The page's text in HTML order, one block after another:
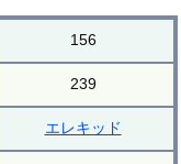
156
239
エレキッド